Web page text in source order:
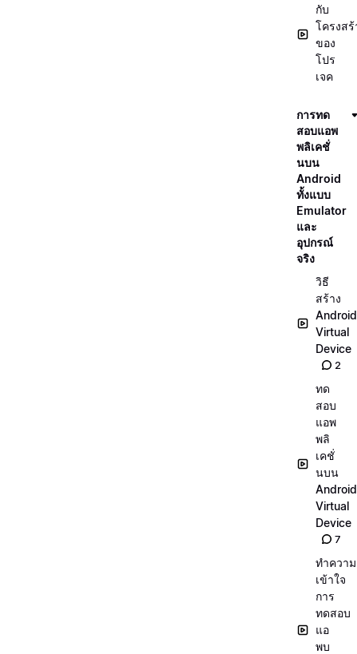
กับ
โครงสร้
ของ
โปร
เจค
การทด
สอบแอพ
พลิเคชั่
นบน
Android
ทั้งแบบ
Emulator
และ
อุปกรณ์
จริง
วิธี
สร้าง
Android
Virtual
Device
2
ทด
สอบ
แอพ
พลิ
เคชั่
นบน
Android
Virtual
Device
7
ทำความ
เข้าใจ
การ
ทดสอบ
แอ
พบ